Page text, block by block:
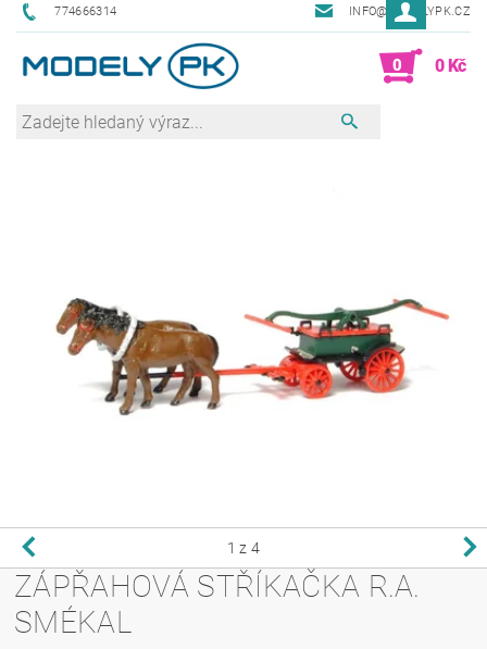
774666314 INFO@MODELYPK.CZ
0 0 Kč
1 z 4
ZÁPŘAHOVÁ STŘÍKAČKA R.A.
SMÉKAL